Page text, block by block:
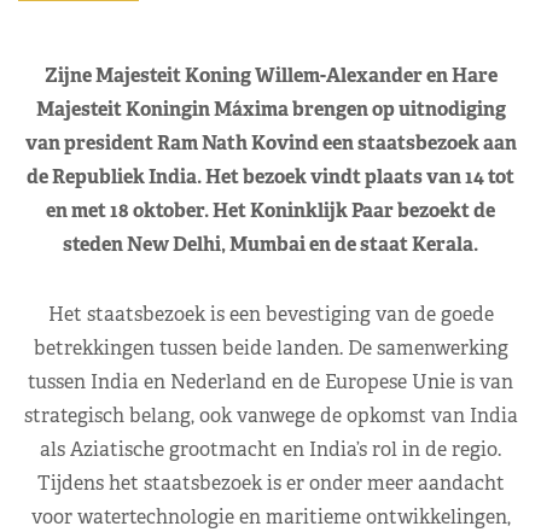
Zijne Majesteit Koning Willem-Alexander en Hare
Majesteit Koningin Máxima brengen op uitnodiging
van president Ram Nath Kovind een staatsbezoek aan
de Republiek India. Het bezoek vindt plaats van 14 tot
en met 18 oktober. Het Koninklijk Paar bezoekt de
steden New Delhi, Mumbai en de staat Kerala.
Het staatsbezoek is een bevestiging van de goede
betrekkingen tussen beide landen. De samenwerking
tussen India en Nederland en de Europese Unie is van
strategisch belang, ook vanwege de opkomst van India
als Aziatische grootmacht en India’s rol in de regio.
Tijdens het staatsbezoek is er onder meer aandacht
voor watertechnologie en maritieme ontwikkelingen,